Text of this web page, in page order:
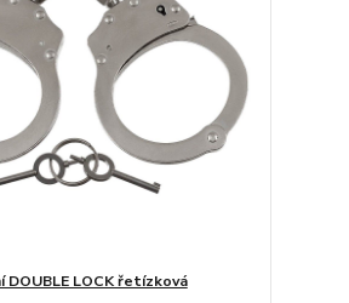
DOUBLE LOCK řetízková